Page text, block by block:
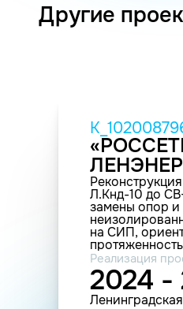
Другие
Л.Кнд-10 до
замены опор и
на СИП,
Реализация
2024 -